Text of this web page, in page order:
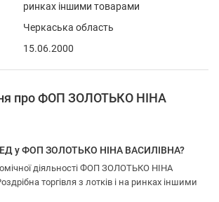
ринках іншими товарами
Черкаська область
15.06.2000
про ФОП ЗОЛОТЬКО НІНА
у ФОП ЗОЛОТЬКО НІНА ВАСИЛІВНА?
діяльності ФОП ЗОЛОТЬКО НІНА
торгівля з лотків і на ринках іншими